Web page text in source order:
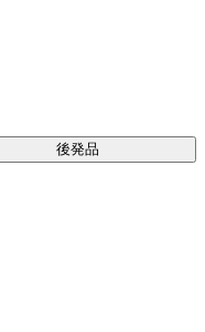
後発品